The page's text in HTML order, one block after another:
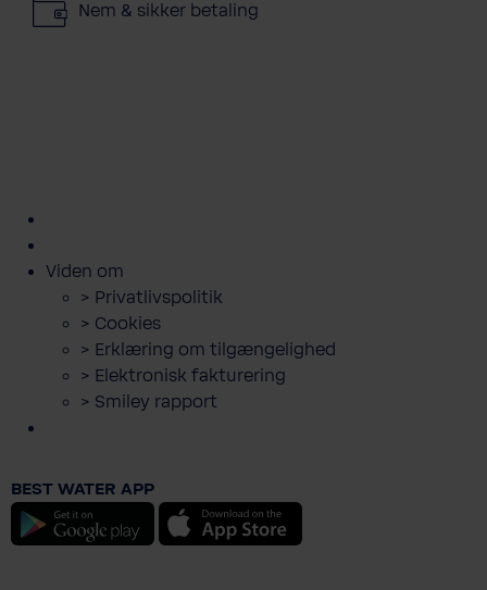
500,00 DKK Priser er inkl. moms.
Nem & sikker betaling
600
Bestil
Bestil
Book
Lej
Downloads
guides
Viden om
> Privatlivspolitik
> Cookies
> Erklæring om tilgængelighed
> Elektronisk fakturering
> Smiley rapport
BEST WATER APP
Android